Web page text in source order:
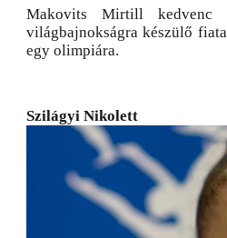
Makovits Mirtill
világbajnokságra készülő
egy olimpiára.
Szilágyi Nikolett